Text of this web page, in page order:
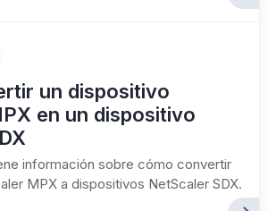
un dispositivo
en un dispositivo
información sobre cómo convertir
MPX a dispositivos NetScaler SDX.